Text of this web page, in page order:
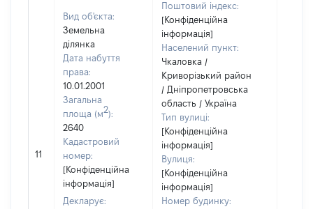
11
Вид об'єкта:
Земельна
ділянка
Дата набуття
права:
10.01.2001
Загальна
площа (м2):
2640
Кадастровий
номер:
[Конфіденційна
інформація]
Декларує:
Поштовий індекс:
[Конфіденційна
інформація]
Населений пункт:
Чкаловка /
Криворізький район
/ Дніпропетровська
область / Україна
Тип вулиці:
[Конфіденційна
інформація]
Вулиця:
[Конфіденційна
інформація]
Номер будинку: